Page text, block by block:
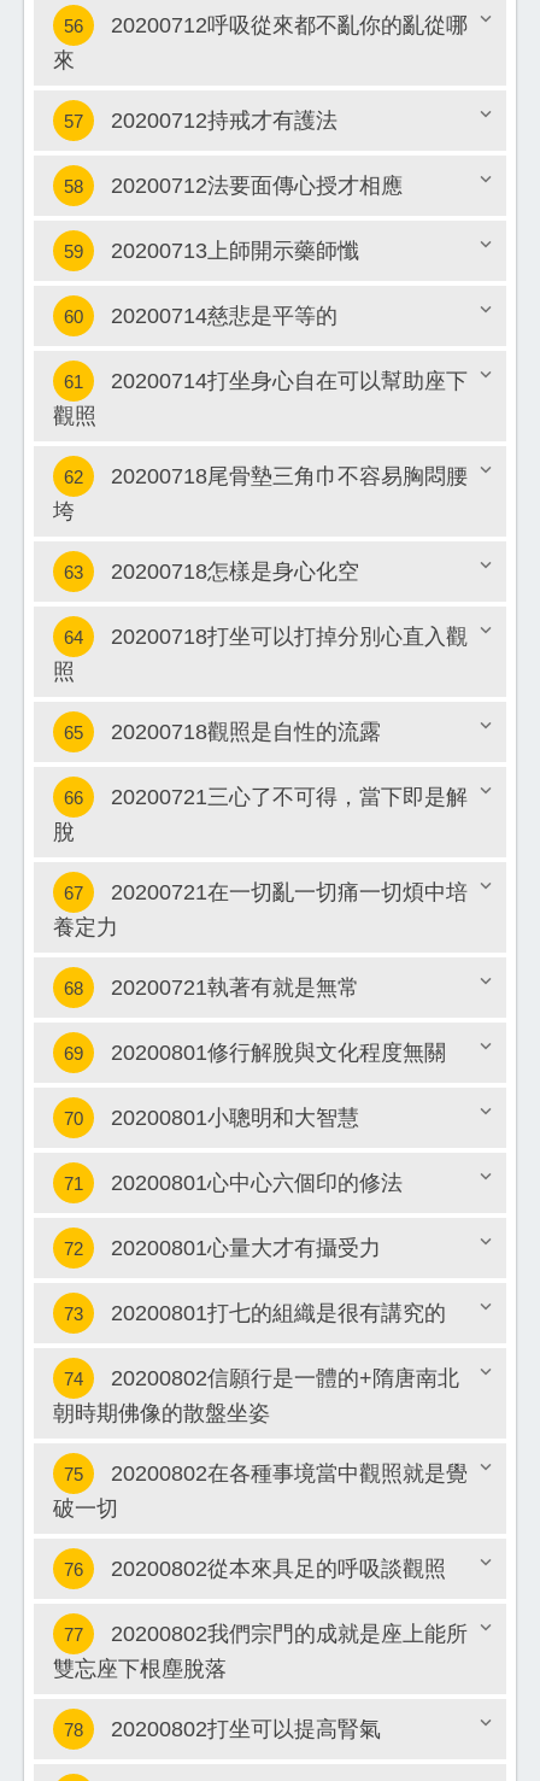
關閉
56
20200712呼吸從來都不亂你的亂從哪
來
關閉
57 20200712持戒才有護法
關閉
58 20200712法要面傳心授才相應
關閉
59 20200713上師開示藥師懺
關閉
60 20200714慈悲是平等的
61
20200714打坐身心自在可以幫助座下
觀照
62
20200718尾骨墊三角巾不容易胸悶腰
垮
關閉
63 20200718怎樣是身心化空
64
20200718打坐可以打掉分別心直入觀
照
關閉
65 20200718觀照是自性的流露
66
20200721三心了不可得，當下即是解
脫
67
20200721在一切亂一切痛一切煩中培
養定力
關閉
68 20200721執著有就是無常
關閉
69 20200801修行解脫與文化程度無關
關閉
70 20200801小聰明和大智慧
關閉
71 20200801心中心六個印的修法
關閉
72 20200801心量大才有攝受力
關閉
73 20200801打七的組織是很有講究的
74
20200802信願行是一體的+隋唐南北
朝時期佛像的散盤坐姿
75
20200802在各種事境當中觀照就是覺
破一切
關閉
76 20200802從本來具足的呼吸談觀照
77
20200802我們宗門的成就是座上能所
雙忘座下根塵脫落
78 20200802打坐可以提高腎氣